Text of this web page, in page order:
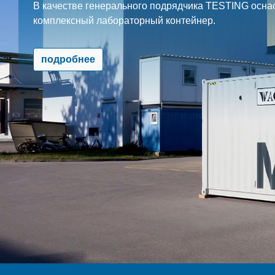
В качестве генерального подрядчика TESTING
комплексный лабораторный контейнер.
подробнее